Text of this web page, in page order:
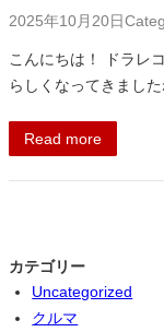
2025年10月20日
こんにちは！ ドラレ
らしくなってきまし
Read more
カテゴリー
Uncategorized
クルマ